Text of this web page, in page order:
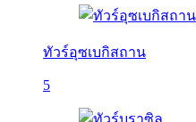
ทัวร์อุซเบกิสถาน
5